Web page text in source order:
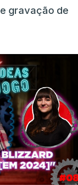
gravação de